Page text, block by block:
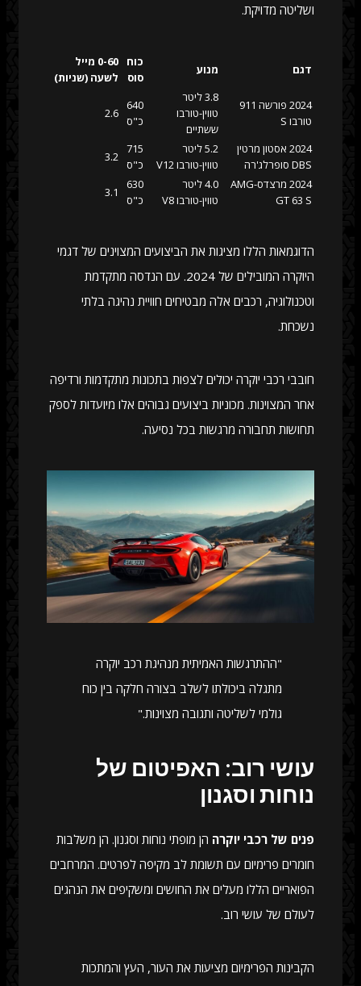
ושליטה מדויקת.
דגם מנוע
כוח
סוס
0-60 מייל
לשעה (שניות)
2024 פורשה 911
טורבו S
3.8 ליטר
טווין-טורבו
ששתיים
640
כ"ס
2.6
2024 אסטון מרטין
DBS סופרלג'רה
5.2 ליטר
טווין-טורבו V12
715
כ"ס
3.2
2024 מרצדס-AMG
GT 63 S
4.0 ליטר
טווין-טורבו V8
630
כ"ס
3.1
הדוגמאות הללו מציגות את הביצועים המצוינים של דגמי
היוקרה המובילים של 2024. עם הנדסה מתקדמת
וטכנולוגיה, רכבים אלה מבטיחים חוויית נהיגה בלתי
נשכחת.
חובבי רכבי יוקרה יכולים לצפות בתכונות מתקדמות ורדיפה
אחר המצוינות. מכוניות ביצועים גבוהים אלו מיועדות לספק
תחושות תחבורה מרגשות בכל נסיעה.
"ההתרגשות האמיתית מנהיגת רכב יוקרה
מתגלה ביכולתו לשלב בצורה חלקה בין כוח
גולמי לשליטה ותגובה מצוינות."
עושי רוב: האפיטום של
נוחות וסגנון
פנים של רכבי יוקרה הן מופתי נוחות וסגנון. הן משלבות
חומרים פרימיום עם תשומת לב מקיפה לפרטים. המרחבים
הפואריים הללו מעלים את החושים ומשקיפים את הנהגים
לעולם של עושי רוב.
הקבינות הפרימיום מציעות את העור, העץ והמתכות